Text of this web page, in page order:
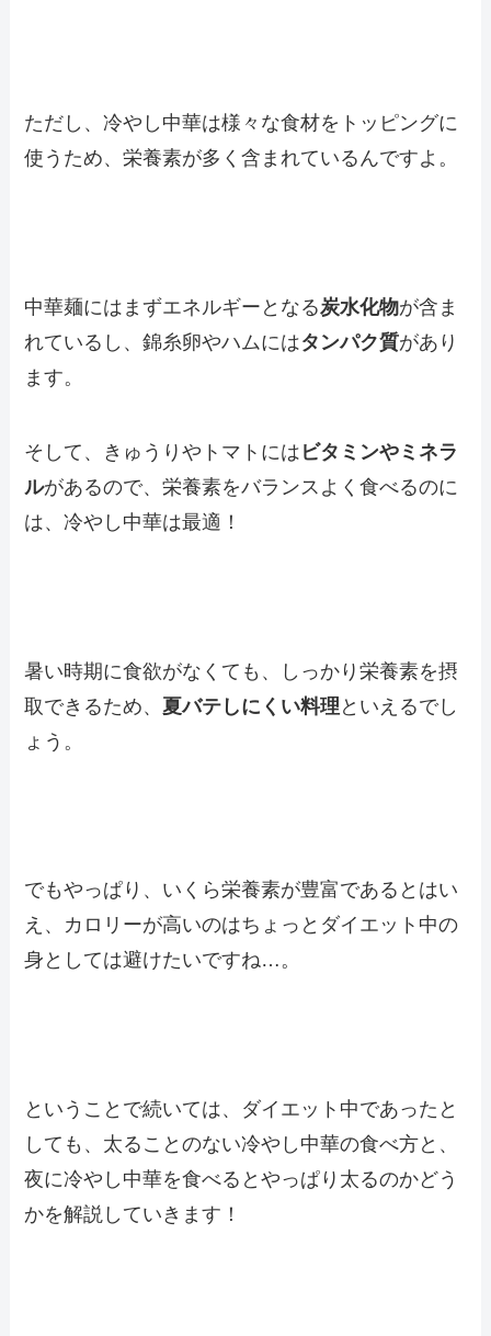
ただし、冷やし中華は様々な食材をトッピングに
使うため、栄養素が多く含まれているんですよ。
中華麺にはまずエネルギーとなる炭水化物が含ま
れているし、錦糸卵やハムにはタンパク質があり
ます。
そして、きゅうりやトマトには ビタミンやミネラ
ルがあるので、栄養素をバランスよく食べるのに
は、冷やし中華は最適！
暑い時期に食欲がなくても、しっかり栄養素を摂
取できるため、 夏バテしにくい料理 といえるでし
ょう。
でもやっぱり、いくら栄養素が豊富であるとはい
え、カロリーが高いのはちょっとダイエット中の
身としては避けたいですね…。
ということで続いては、ダイエット中であったと
しても、太ることのない冷やし中華の食べ方と、
夜に冷やし中華を食べるとやっぱり太るのかどう
かを解説していきます！